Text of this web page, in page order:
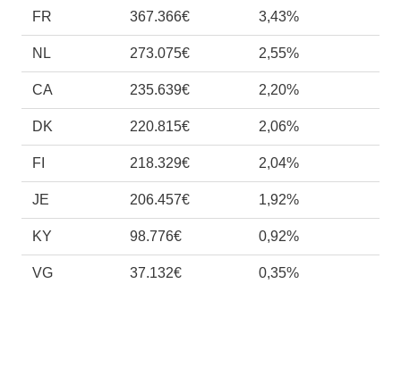
FR 367.366€ 3,43%
NL 273.075€ 2,55%
CA 235.639€ 2,20%
DK 220.815€ 2,06%
FI 218.329€ 2,04%
JE 206.457€ 1,92%
KY 98.776€ 0,92%
VG 37.132€ 0,35%